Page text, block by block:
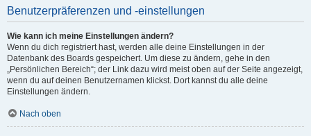
Benutzerpräferenzen und -einstellungen
Wie kann ich meine Einstellungen ändern?
Wenn du dich registriert hast, werden alle deine Einstellungen in der
Datenbank des Boards gespeichert. Um diese zu ändern, gehe in den
„Persönlichen Bereich“; der Link dazu wird meist oben auf der Seite angezeigt,
wenn du auf deinen Benutzernamen klickst. Dort kannst du alle deine
Einstellungen ändern.
Nach oben